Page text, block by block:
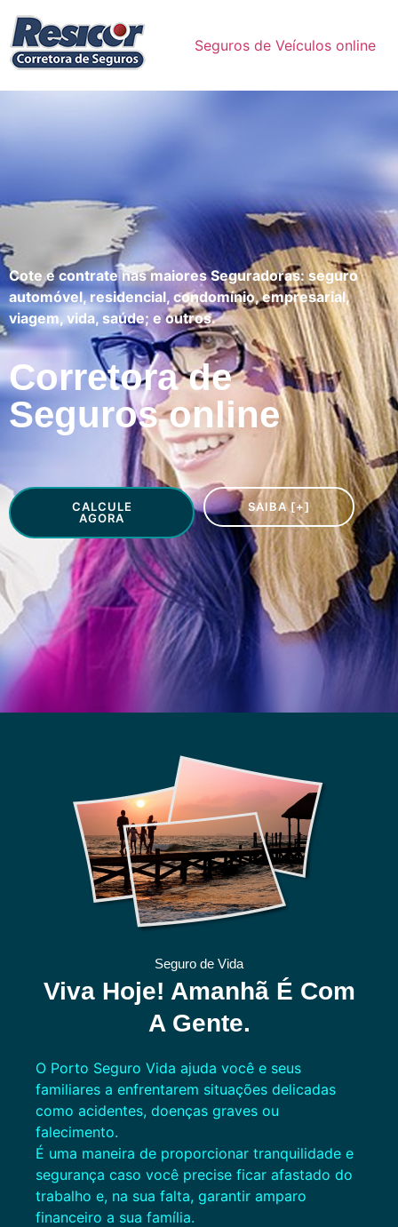
Seguros de Veículos online
Cote e contrate nas maiores Seguradoras: seguro
automóvel, residencial, condomínio, empresarial,
viagem, vida, saúde; e outros.
Corretora de
Seguros online
CALCULE
AGORA
SAIBA [+]
Seguro de Vida
Viva Hoje! Amanhã É Com
A Gente.
O Porto Seguro Vida ajuda você e seus
familiares a enfrentarem situações delicadas
como acidentes, doenças graves ou
falecimento.
É uma maneira de proporcionar tranquilidade e
segurança caso você precise ficar afastado do
trabalho e, na sua falta, garantir amparo
financeiro a sua família.